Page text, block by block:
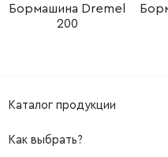
Бормашина Dremel
200
Каталог продукции
Как выбрать?